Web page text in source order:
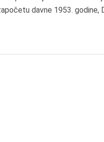
davne 1953. godine,